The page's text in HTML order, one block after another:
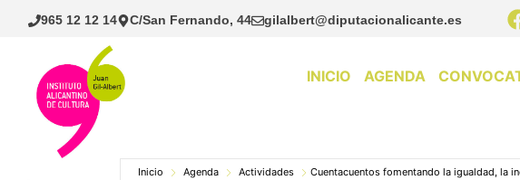
Saltar
965 12 12 14 C/San Fernando, 44 gilalbert@diputacionalicante.es
INICIO AGENDA
Inicio Agenda Actividades Cuentacuentos fomentando la igualdad, la